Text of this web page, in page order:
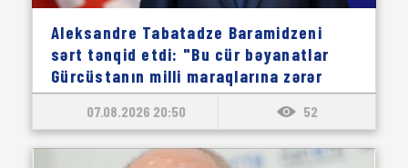
Aleksandre Tabatadze Baramidzeni
sərt tənqid etdi: "Bu cür bəyanatlar
Gürcüstanın milli maraqlarına zərər
vurur"
07.08.2026 20:50 52